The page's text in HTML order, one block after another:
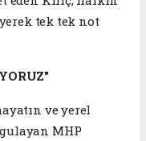
tek tek not
ve yerel
MHP